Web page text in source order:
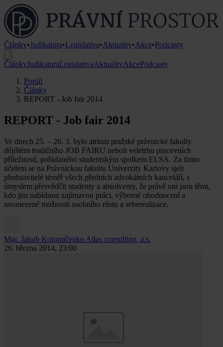
Články•Judikatura•Legislativa•Aktuality•Akce•Podcasty
ČlánkyJudikaturaLegislativaAktualityAkcePodcasty
Portál
Články
REPORT - Job fair 2014
REPORT - Job fair 2014
Ve dnech 25. – 26. 3. bylo atrium pražské právnické fakulty
dějištěm tradičního JOB FAIRU neboli veletrhu pracovních
příležitostí, pořádaného studentským spolkem ELSA. Za tímto
účelem se na Právnickou fakultu Univerzity Karlovy sjeli
představitelé téměř všech předních advokátních kanceláří, s
úmyslem přesvědčit studenty a absolventy, že právě oni jsou těmi,
kdo jim nabídnou zajímavou práci, výborné ohodnocení a
neomezené možnosti osobního růstu a seberealizace.
Mgr. Jakub Kolomičenko Atlas consulting, a.s.
26. března 2014, 23:00